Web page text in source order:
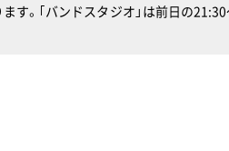
す。｢バンドスタジオ」は前日の